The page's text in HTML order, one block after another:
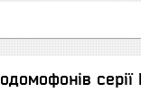
серії